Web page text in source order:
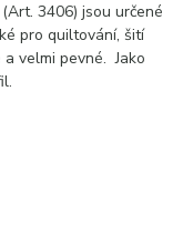
3406) jsou určené
pro quiltování, šití
velmi pevné. Jako